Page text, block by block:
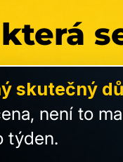
skutečný
není to
týden.